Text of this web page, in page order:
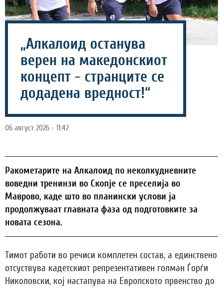
„Алкалоид останува
верен на македонскиот
концепт - странците се
додадена вредност!“
06 август 2026 - 11:42
Ракометарите на Алкалоид по неколкудневните
воведни тренинзи во Скопје се преселија во
Маврово, каде што во планински услови ја
продолжуваат главната фаза од подготовките за
новата сезона.
Тимот работи во речиси комплетен состав, а единствено
отсуствува кадетскиот репрезентативен голман Ѓорѓи
Николовски, кој настапува на Европското првенство до